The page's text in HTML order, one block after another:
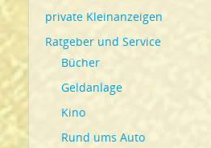
private Kleinanzeigen
Ratgeber und Service
Bücher
Geldanlage
Kino
Rund ums Auto